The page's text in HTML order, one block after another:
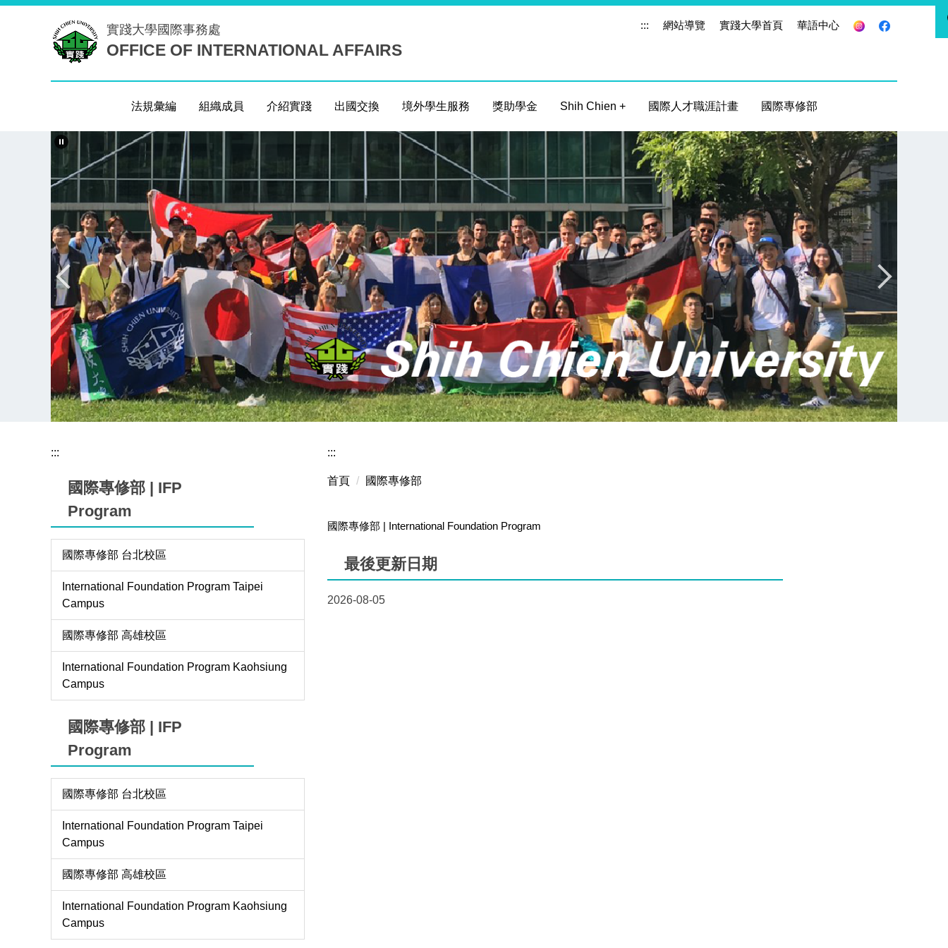
實踐大學 國際事務處
OFFICE OF INTERNATIONAL AFFAIRS
::: 網站導覽 實踐大學首頁 華語中心
法規彙編 組織成員 介紹實踐 出國交換 境外學生服務 獎助學金 Shih Chien + 國際人才職涯計畫 國際專修部
:::
國際專修部 | IFP
Program
國際專修部 台北校區
International Foundation Program Taipei
Campus
國際專修部 高雄校區
International Foundation Program Kaohsiung
Campus
國際專修部 | IFP
Program
國際專修部 台北校區
International Foundation Program Taipei
Campus
國際專修部 高雄校區
International Foundation Program Kaohsiung
Campus
:::
首頁 國際專修部
國際專修部 | International Foundation Program
最後更新日期
2026-08-05